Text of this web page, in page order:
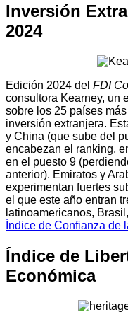
Inversión
2024
Edición 2024 del FDI
consultora Kearney, un
sobre los 25 países
inversión extranjera.
y China (que sube del
encabezan el ranking,
en el puesto 9
anterior). Emiratos y
experimentan fuertes
el que este año entran
latinoamericanos,
Índice de Confianza de
Índice de
Económica